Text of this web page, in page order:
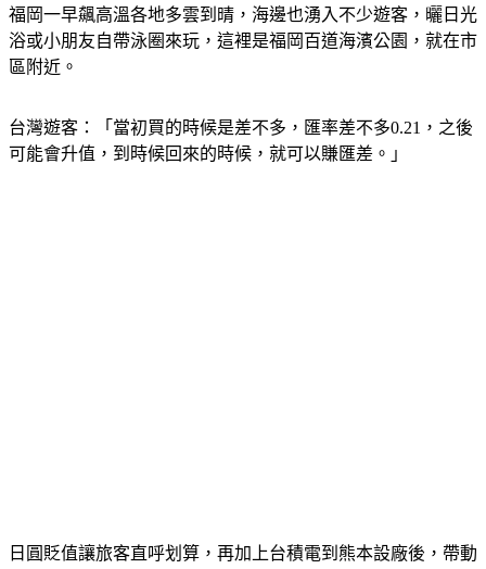
福岡一早飆高溫各地多雲到晴，海邊也湧入不少遊客，曬日光
浴或小朋友自帶泳圈來玩，這裡是福岡百道海濱公園，就在市
區附近。
台灣遊客：「當初買的時候是差不多，匯率差不多0.21，之後
可能會升值，到時候回來的時候，就可以賺匯差。」
日圓貶值讓旅客直呼划算，再加上台積電到熊本設廠後，帶動